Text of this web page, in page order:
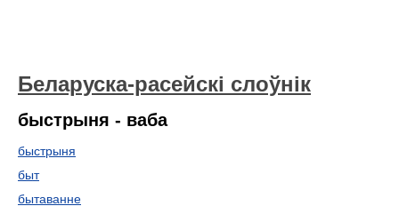
Беларуска-расейскі слоўнік
быстрыня - ваба
быстрыня
быт
бытаванне